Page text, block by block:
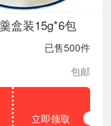
盒装15g*6包
已售500件
包邮
立即领取